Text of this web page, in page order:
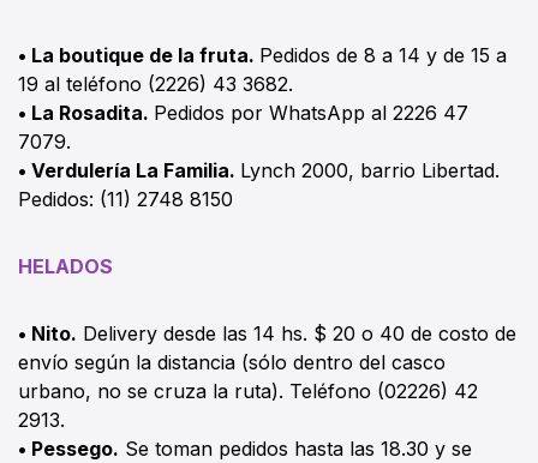
• La boutique de la fruta. Pedidos de 8 a 14 y de 15 a
19 al teléfono (2226) 43 3682.
• La Rosadita. Pedidos por WhatsApp al 2226 47
7079.
• Verdulería La Familia. Lynch 2000, barrio Libertad.
Pedidos: (11) 2748 8150
HELADOS
• Nito. Delivery desde las 14 hs. $ 20 o 40 de costo de
envío según la distancia (sólo dentro del casco
urbano, no se cruza la ruta). Teléfono (02226) 42
2913.
• Pessego. Se toman pedidos hasta las 18.30 y se